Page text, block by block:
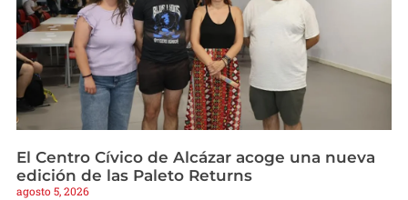
El Centro Cívico de Alcázar acoge una nueva
edición de las Paleto Returns
agosto 5, 2026